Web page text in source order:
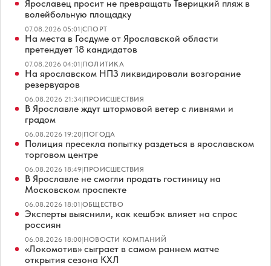
Ярославец просит не превращать Тверицкий пляж в
волейбольную площадку
07.08.2026 05:01|СПОРТ
На места в Госдуме от Ярославской области
претендует 18 кандидатов
07.08.2026 04:01|ПОЛИТИКА
На ярославском НПЗ ликвидировали возгорание
резервуаров
06.08.2026 21:34|ПРОИСШЕСТВИЯ
В Ярославле ждут штормовой ветер с ливнями и
градом
06.08.2026 19:20|ПОГОДА
Полиция пресекла попытку раздеться в ярославском
торговом центре
06.08.2026 18:49|ПРОИСШЕСТВИЯ
В Ярославле не смогли продать гостиницу на
Московском проспекте
06.08.2026 18:01|ОБЩЕСТВО
Эксперты выяснили, как кешбэк влияет на спрос
россиян
06.08.2026 18:00|НОВОСТИ КОМПАНИЙ
«Локомотив» сыграет в самом раннем матче
открытия сезона КХЛ